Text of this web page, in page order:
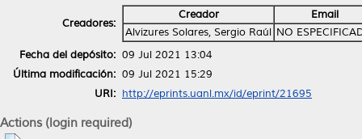
Creadores:
Creador
Email
Alvizures Solares, Sergio Raúl NO
Fecha del depósito: 09 Jul 2021 13:04
Última modificación: 09 Jul 2021 15:29
URI: http://eprints.uanl.mx/id/eprint/21695
Actions (login required)